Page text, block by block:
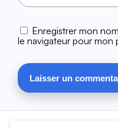
Enregistrer mon
le navigateur pour mon